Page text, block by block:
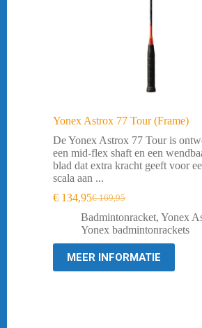
Yonex Astrox 77 Tour (Frame)
De Yonex Astrox 77 Tour is
een mid-flex shaft en een
blad dat extra kracht geeft voor
scala aan ...
€169,95
Oorspronkelijke
prijs
was:
€ 169,95.
€ 134,95Huidige
prijs
is:
€ 134,95.
Badmintonracket, Yonex
Yonex badmintonrackets
MEER INFORMATIE